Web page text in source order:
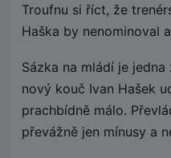
Troufnu si říct, že
Haška by nenominoval
Sázka na mládí je
nový kouč Ivan Hašek
prachbídně málo.
převážně jen mínusy a